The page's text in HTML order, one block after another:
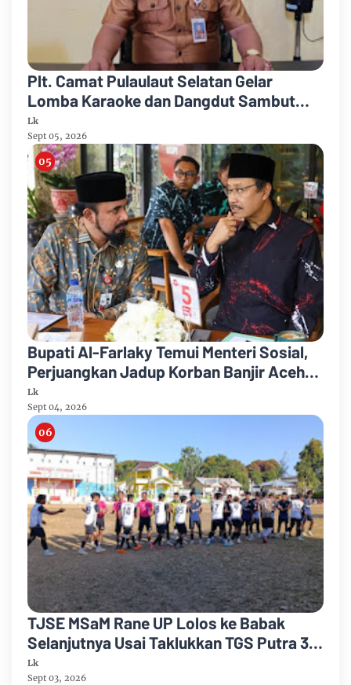
Plt. Camat Pulaulaut Selatan Gelar
Lomba Karaoke dan Dangdut Sambut
HUT ke-81 Proklamasi RI
Lk
Sept 05, 2026
Bupati Al-Farlaky Temui Menteri Sosial,
Perjuangkan Jadup Korban Banjir Aceh
Timur
Lk
Sept 04, 2026
TJSE MSaM Rane UP Lolos ke Babak
Selanjutnya Usai Taklukkan TGS Putra 3-
2 di Merdeka CUP 2026
Lk
Sept 03, 2026